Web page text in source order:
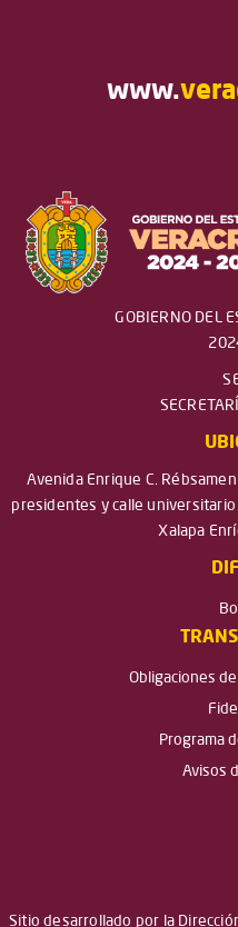
www.
GOBIERNO DEL
Avenida Enrique C.
presidentes y calle
Xalapa
Obligaciones
Programa
Avisos
Sitio desarrollado por la